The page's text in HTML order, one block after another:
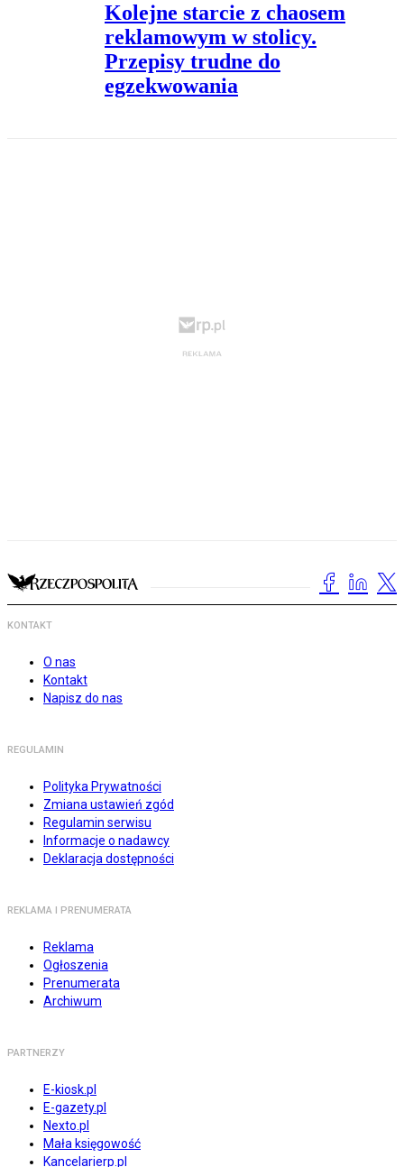
Kolejne starcie z chaosem
reklamowym w stolicy.
Przepisy trudne do
egzekwowania
KONTAKT
O nas
Kontakt
Napisz do nas
REGULAMIN
Polityka Prywatności
Zmiana ustawień zgód
Regulamin serwisu
Informacje o nadawcy
Deklaracja dostępności
REKLAMA I PRENUMERATA
Reklama
Ogłoszenia
Prenumerata
Archiwum
PARTNERZY
E-kiosk.pl
E-gazety.pl
Nexto.pl
Mała księgowość
Kancelarierp.pl